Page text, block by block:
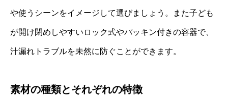
や使うシーンをイメージして選びましょう。また子ども
が開け閉めしやすいロック式やパッキン付きの容器で、
汁漏れトラブルを未然に防ぐことができます。
素材の種類とそれぞれの特徴